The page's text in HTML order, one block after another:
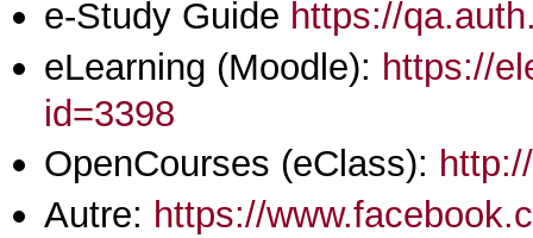
e-Study Guide https://
eLearning (Moodle): https://
id=3398
OpenCourses (eClass):
Autre: https://